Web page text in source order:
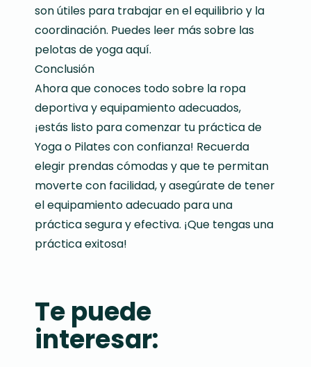
son útiles para trabajar en el equilibrio y la
coordinación. Puedes leer más sobre las
pelotas de yoga aquí.
Conclusión
Ahora que conoces todo sobre la ropa
deportiva y equipamiento adecuados,
¡estás listo para comenzar tu práctica de
Yoga o Pilates con confianza! Recuerda
elegir prendas cómodas y que te permitan
moverte con facilidad, y asegúrate de tener
el equipamiento adecuado para una
práctica segura y efectiva. ¡Que tengas una
práctica exitosa!
Te puede
interesar: